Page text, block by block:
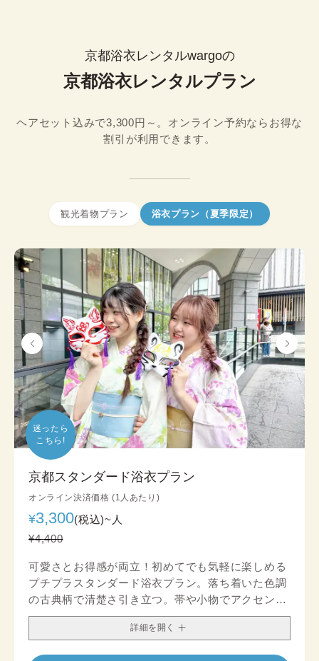
京都浴衣レンタルwargoの
京都浴衣レンタルプラン
ヘアセット込みで3,300円～。オンライン予約ならお得な
割引が利用できます。
観光着物プラン 浴衣プラン（夏季限定）
迷ったら
こちら!
京都スタンダード浴衣プラン
オンライン決済価格 (1人あたり)
¥3,300(税込)~ 人
¥4,400
可愛さとお得感が両立！初めてでも気軽に楽しめる
プチプラスタンダード浴衣プラン。落ち着いた色調
の古典柄で清楚さ引き立つ。帯や小物でアクセント
を加え、シックなコーデを楽しむのもおすすめで
詳細を開く